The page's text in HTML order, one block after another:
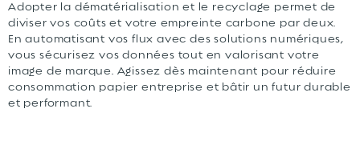
Adopter la dématérialisation et le recyclage permet de
diviser vos coûts et votre empreinte carbone par deux.
En automatisant vos flux avec des solutions numériques,
vous sécurisez vos données tout en valorisant votre
image de marque. Agissez dès maintenant pour réduire
consommation papier entreprise et bâtir un futur durable
et performant.